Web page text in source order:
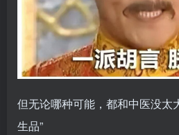
但无论哪种可能，都和中医没太
生品”